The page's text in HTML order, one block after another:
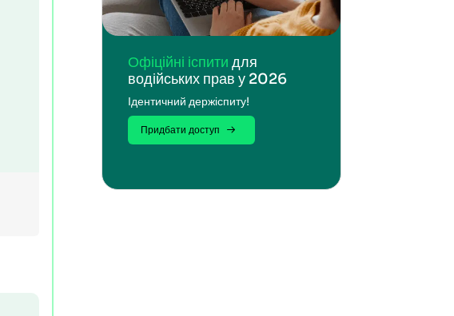
Офіційні іспити для
водійських прав у 2026
Ідентичний держіспиту!
Придбати доступ